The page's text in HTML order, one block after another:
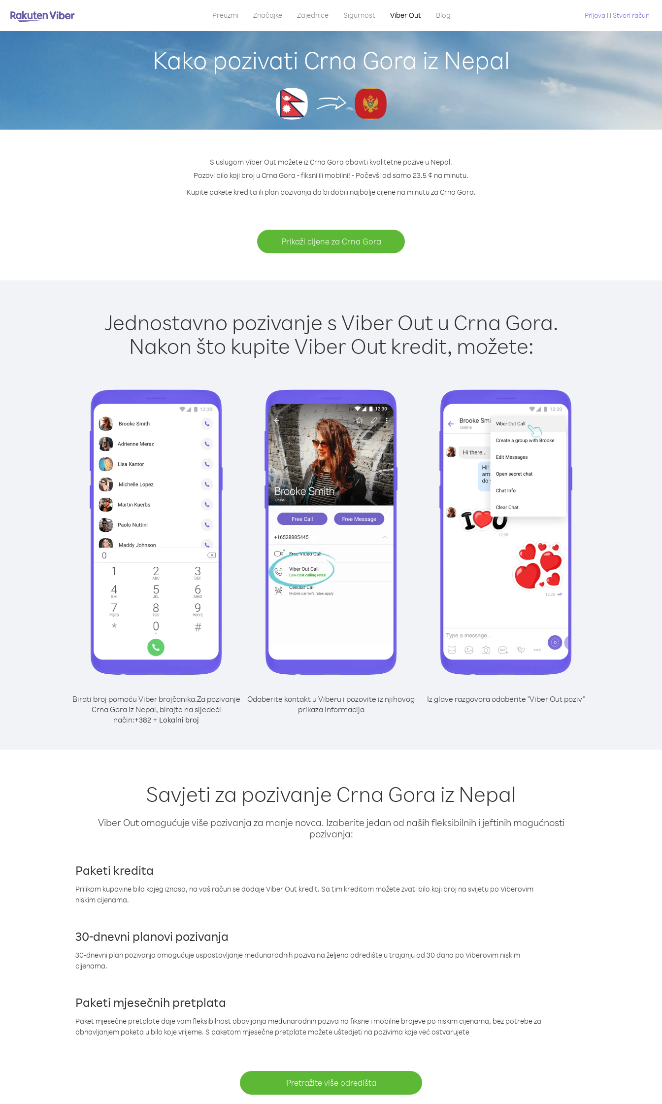
Preuzmi Značajke Zajednice Sigurnost Viber Out Blog Prijava ili Stvori račun
Kako pozivati Crna Gora iz Nepal
S uslugom Viber Out možete iz Crna Gora obaviti kvalitetne pozive u Nepal.
Pozovi bilo koji broj u Crna Gora - fiksni ili mobilni! - Počevši od samo 23.5 ¢ na minutu.
Kupite pakete kredita ili plan pozivanja da bi dobili najbolje cijene na minutu za Crna Gora.
Prikaži cijene za Crna Gora
Jednostavno pozivanje s Viber Out u Crna Gora.
Nakon što kupite Viber Out kredit, možete:
Birati broj pomoću Viber brojčanika.Za pozivanje
Crna Gora iz Nepal, birajte na sljedeći
način:+382 + Lokalni broj
Odaberite kontakt u Viberu i pozovite iz njihovog
prikaza informacija
Iz glave razgovora odaberite "Viber Out poziv"
Savjeti za pozivanje Crna Gora iz Nepal
Viber Out omogućuje više pozivanja za manje novca. Izaberite jedan od naših fleksibilnih i jeftinih mogućnosti
pozivanja:
Paketi kredita
Prilikom kupovine bilo kojeg iznosa, na vaš račun se dodaje Viber Out kredit. Sa tim kreditom možete zvati bilo koji broj na svijetu po Viberovim
niskim cijenama.
30-dnevni planovi pozivanja
30-dnevni plan pozivanja omogućuje uspostavljanje međunarodnih poziva na željeno odredište u trajanju od 30 dana po Viberovim niskim
cijenama.
Paketi mjesečnih pretplata
Paket mjesečne pretplate daje vam fleksibilnost obavljanja međunarodnih poziva na fiksne i mobilne brojeve po niskim cijenama, bez potrebe za
obnavljanjem paketa u bilo koje vrijeme. S paketom mjesečne pretplate možete uštedjeti na pozivima koje već ostvarujete
Pretražite više odredišta